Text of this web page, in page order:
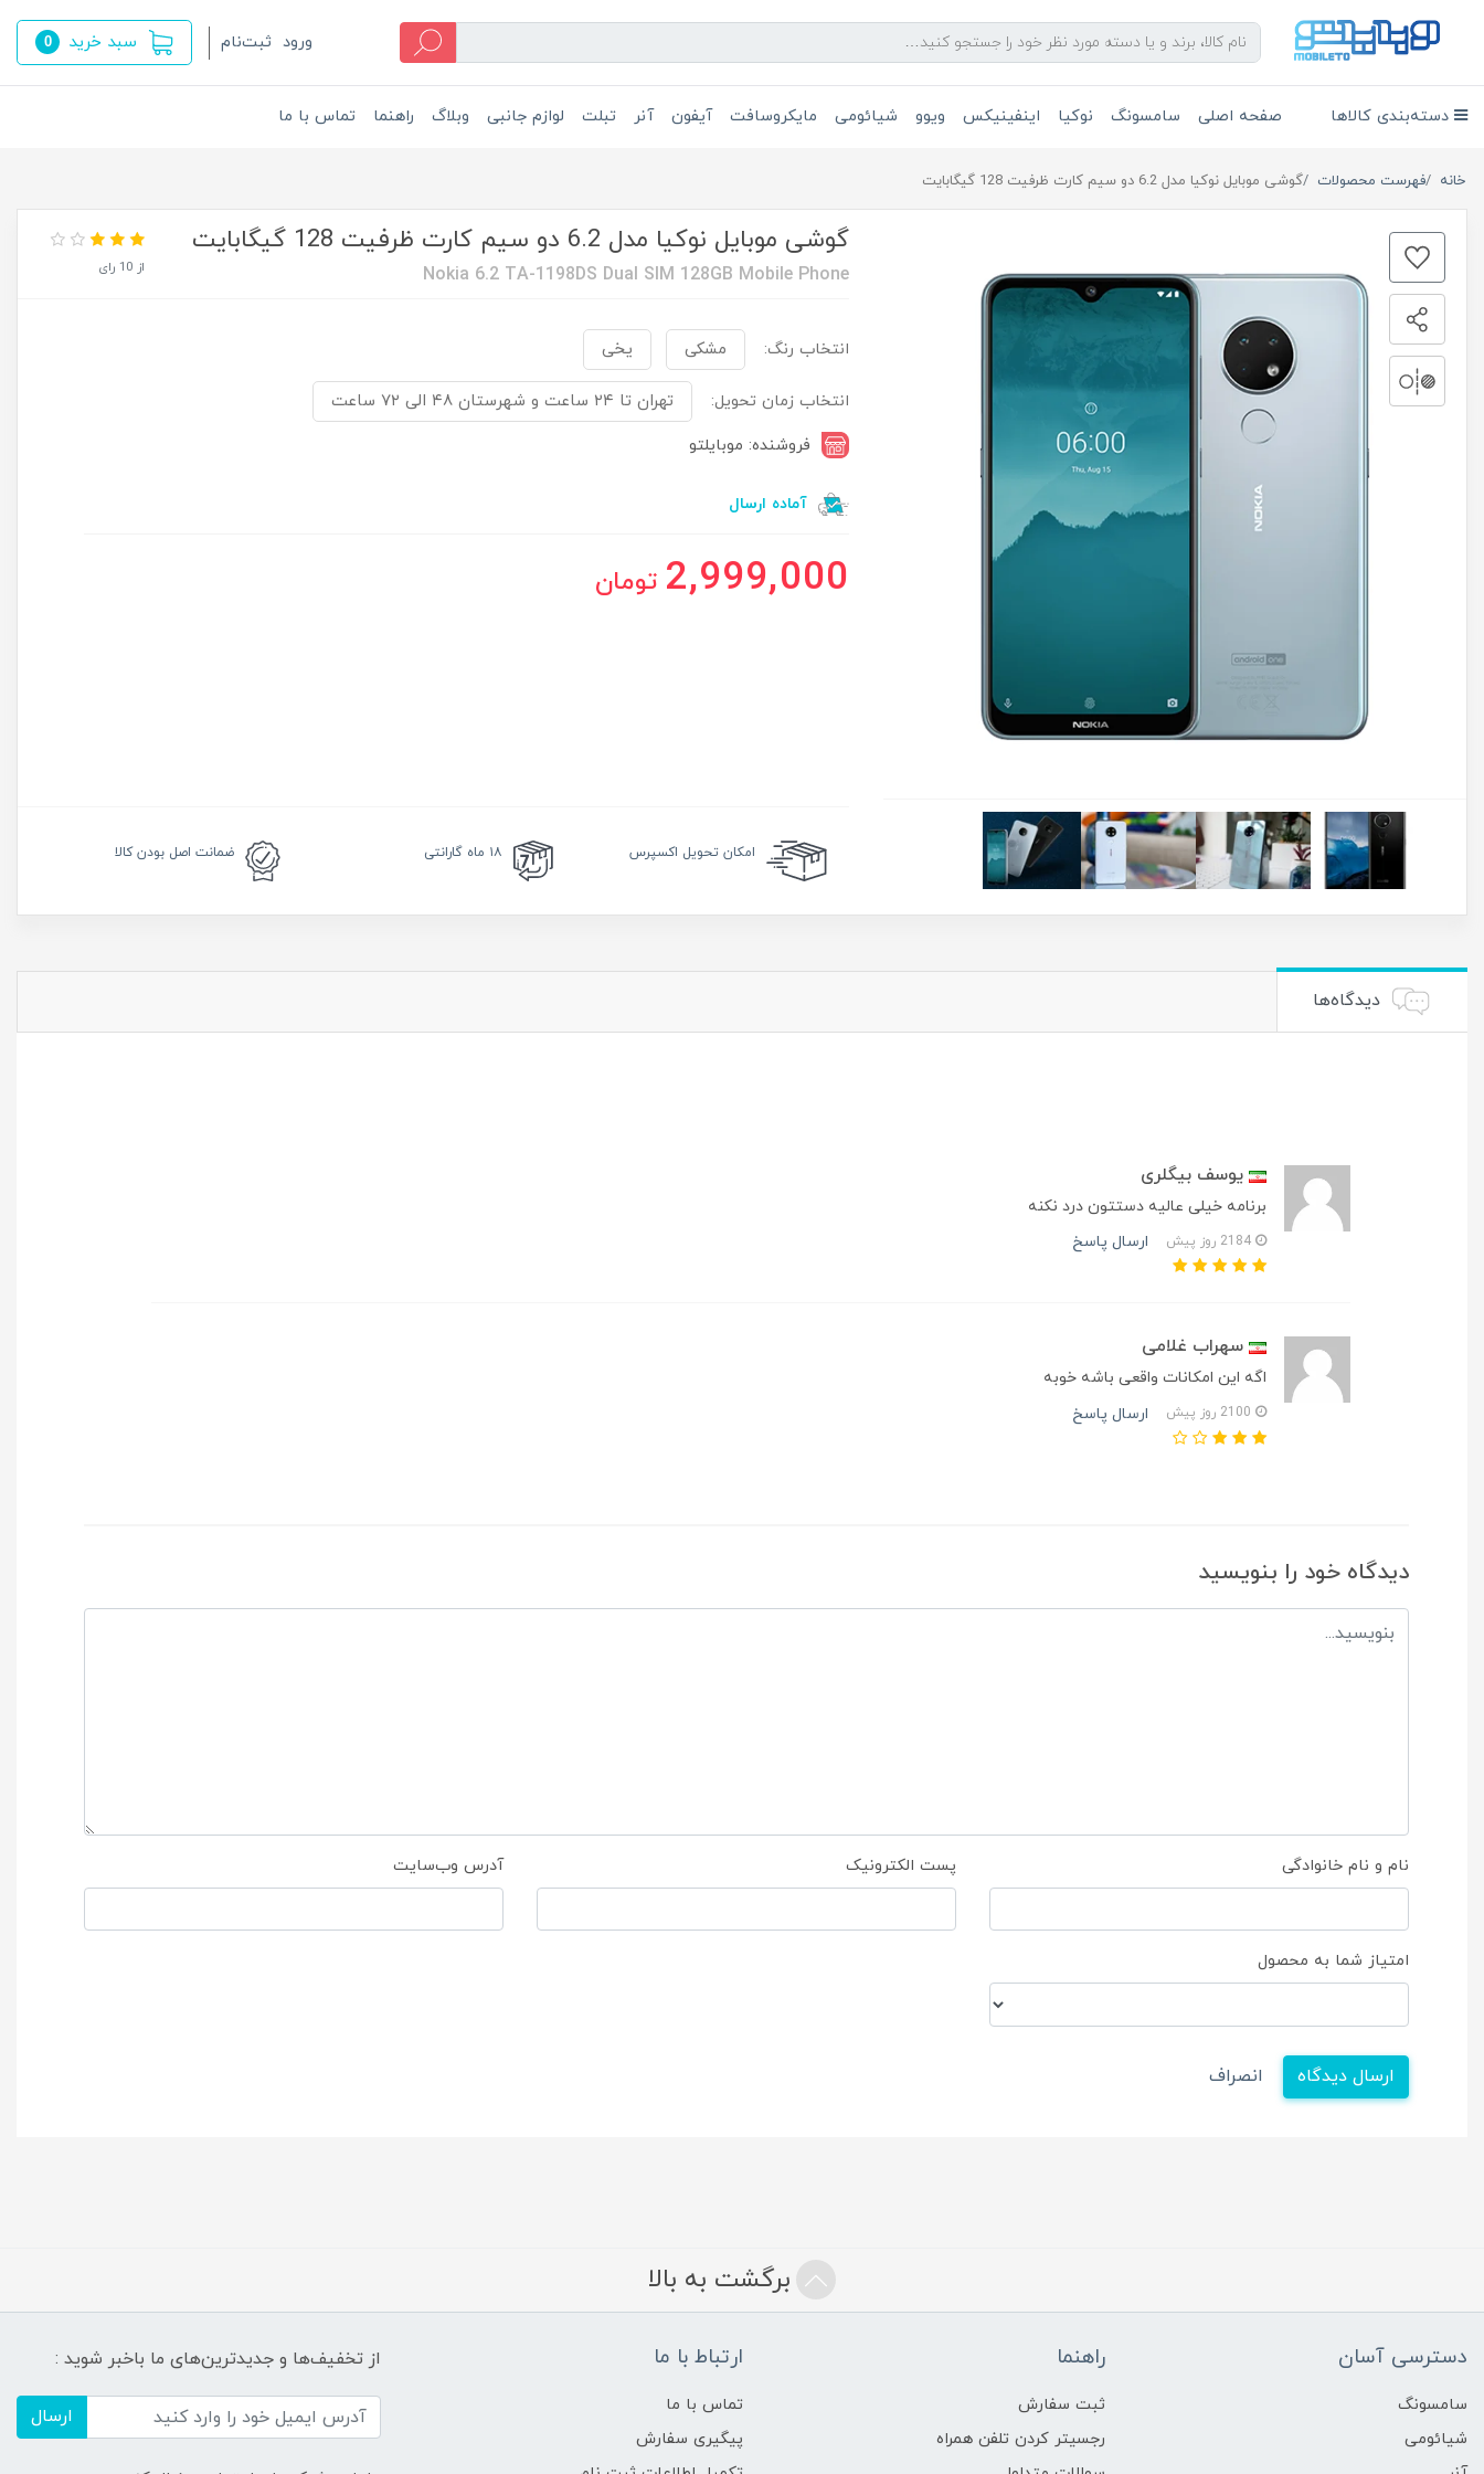
ورود ثبت‌نام سبد خرید 0
دسته‌بندی کالاها صفحه اصلی سامسونگ نوکیا اینفینیکس ویوو شیائومی مایکروسافت آیفون آنر تبلت لوازم جانبی وبلاگ راهنما تماس با ما
خانه فهرست محصولات گوشی موبایل نوکیا مدل 6.2 دو سیم کارت ظرفیت 128 گیگابایت
گوشی موبایل نوکیا مدل 6.2 دو سیم کارت ظرفیت 128 گیگابایت
Nokia 6.2 TA-1198DS Dual SIM 128GB Mobile Phone از 10 رای
انتخاب رنگ: مشکی یخی
انتخاب زمان تحویل:
تهران تا ۲۴ ساعت و شهرستان ۴۸ الی ۷۲ ساعت
فروشنده: موبایلتو
آماده ارسال
2,999,000 تومان
امکان تحویل اکسپرس ۱۸ ماه گارانتی ضمانت اصل بودن کالا
دیدگاه‌ها
یوسف بیگلری
برنامه خیلی عالیه دستتون درد نکنه
ارسال پاسخ
سهراب غلامی
اگه این امکانات واقعی باشه خوبه
ارسال پاسخ
دیدگاه خود را بنویسید
نام و نام خانوادگی پست الکترونیک آدرس وب‌سایت
امتیاز شما به محصول
ارسال دیدگاه انصراف
برگشت به بالا
دسترسی آسان
سامسونگ
شیائومی
راهنما
ثبت سفارش
رجسیتر کردن تلفن همراه
ارتباط با ما
تماس با ما
پیگیری سفارش
از تخفیف‌ها و جدیدترین‌های ما باخبر شوید :
ارسال